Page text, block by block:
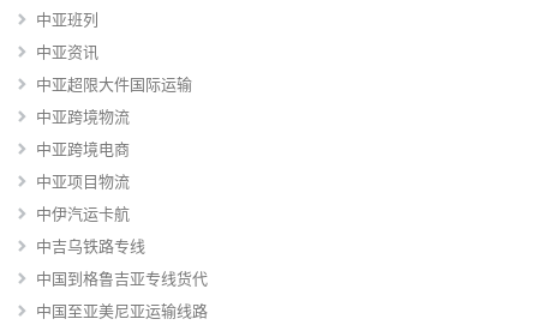
中亚班列
中亚资讯
中亚超限大件国际运输
中亚跨境物流
中亚跨境电商
中亚项目物流
中伊汽运卡航
中吉乌铁路专线
中国到格鲁吉亚专线货代
中国至亚美尼亚运输线路